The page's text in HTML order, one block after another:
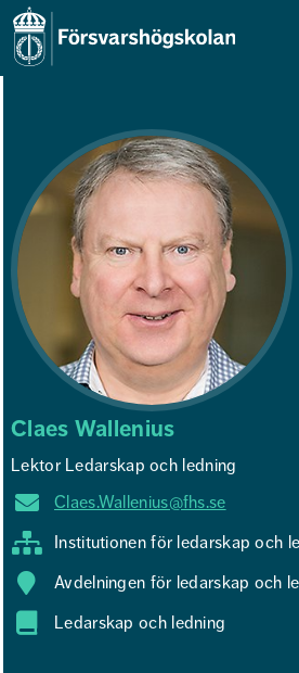
Claes Wallenius
Lektor Ledarskap och ledning
Claes.Wallenius@fhs.se
Institutionen för ledarskap och
Avdelningen för ledarskap och
Ledarskap och ledning